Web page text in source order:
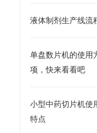
液体制剂生产线流
单盘数片机的使用
项，快来看看吧
小型中药切片机使
特点